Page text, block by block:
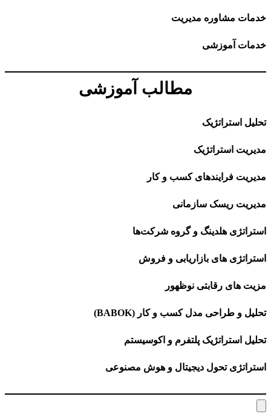
خدمات مشاوره مدیریت
خدمات آموزشی
مطالب آموزشی
تحلیل استراتژیک
مدیریت استراتژیک
مدیریت فرایندهای کسب و کار
مدیریت ریسک سازمانی
استراتژی هلدینگ و گروه شرکت‌ها
استراتژی های بازاریابی و فروش
مزیت های رقابتی نوظهور
تحلیل و طراحی مدل کسب و کار (BABOK)
تحلیل استراتژیک پلتفرم و اکوسیستم
استراتژی تحول دیجیتال و هوش مصنوعی